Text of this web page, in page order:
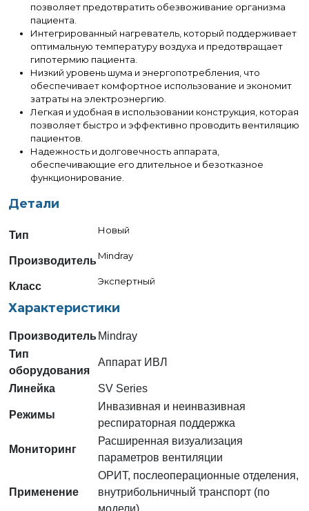
позволяет предотвратить обезвоживание организма
пациента.
Интегрированный нагреватель, который поддерживает
оптимальную температуру воздуха и предотвращает
гипотермию пациента.
Низкий уровень шума и энергопотребления, что
обеспечивает комфортное использование и экономит
затраты на электроэнергию.
Легкая и удобная в использовании конструкция, которая
позволяет быстро и эффективно проводить вентиляцию
пациентов.
Надежность и долговечность аппарата,
обеспечивающие его длительное и безотказное
функционирование.
Детали
Тип Новый
ПроизводительMindray
Класс Экспертный
Характеристики
Производитель Mindray
Тип
оборудования
Аппарат ИВЛ
Линейка SV Series
Режимы
Инвазивная и неинвазивная
респираторная поддержка
Мониторинг
Расширенная визуализация
параметров вентиляции
Применение
ОРИТ, послеоперационные отделения,
внутрибольничный транспорт (по
модели)